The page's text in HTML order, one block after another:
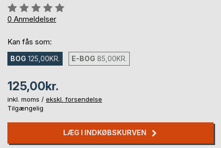
Anmeldelse::
0%
0 Anmeldelser
Kan fås som:
BOG 125,00KR. E-BOG 85,00KR.
125,00kr.
inkl. moms / ekskl. forsendelse
Tilgængelig
LÆG I INDKØBSKURVEN